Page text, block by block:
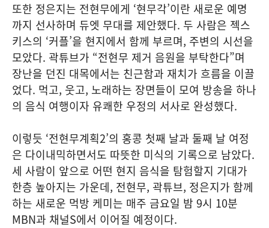
또한 정은지는 전현무에게 ‘현무각’이란 새로운 예명
까지 선사하며 듀엣 무대를 제안했다. 두 사람은 젝스
키스의 ‘커플’을 현지에서 함께 부르며, 주변의 시선을
모았다. 곽튜브가 “전현무 제거 음원을 부탁한다”며
장난을 던진 대목에서는 친근함과 재치가 흐름을 이끌
었다. 먹고, 웃고, 노래하는 장면들이 모여 방송을 하나
의 음식 여행이자 유쾌한 우정의 서사로 완성했다.
이렇듯 ‘전현무계획2’의 홍콩 첫째 날과 둘째 날 여정
은 다이내믹하면서도 따뜻한 미식의 기록으로 남았다.
세 사람이 앞으로 어떤 현지 음식을 탐험할지 기대가
한층 높아지는 가운데, 전현무, 곽튜브, 정은지가 함께
하는 새로운 먹방 케미는 매주 금요일 밤 9시 10분
MBN과 채널S에서 이어질 예정이다.